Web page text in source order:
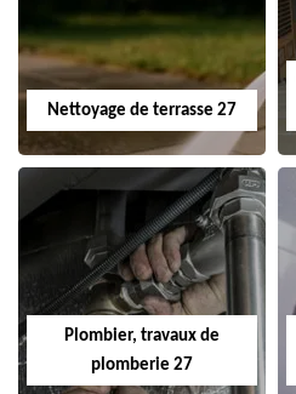
Nettoyage de terrasse 27
Plombier, travaux de
plomberie 27